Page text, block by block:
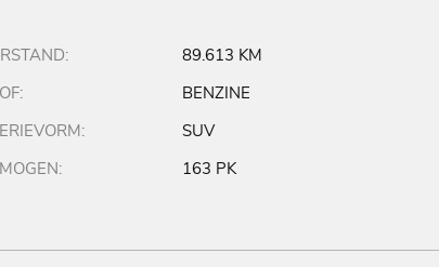
89.613 KM
BENZINE
SUV
163 PK